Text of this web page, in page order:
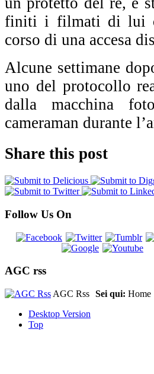
finiti i filmati di lui
corso di una accesa
Alcune settimane
uno del protocollo
dalla macchina
cameraman durante
Share this post
Follow Us On
AGC rss
AGC Rss Sei qui: Home
Desktop Version
Top